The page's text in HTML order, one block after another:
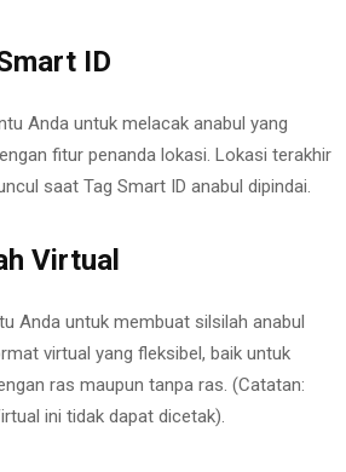
ID
Anda untuk melacak anabul yang
fitur penanda lokasi. Lokasi terakhir
saat Tag Smart ID anabul dipindai.
Virtual
Anda untuk membuat silsilah anabul
virtual yang fleksibel, baik untuk
ras maupun tanpa ras. (Catatan:
ini tidak dapat dicetak).